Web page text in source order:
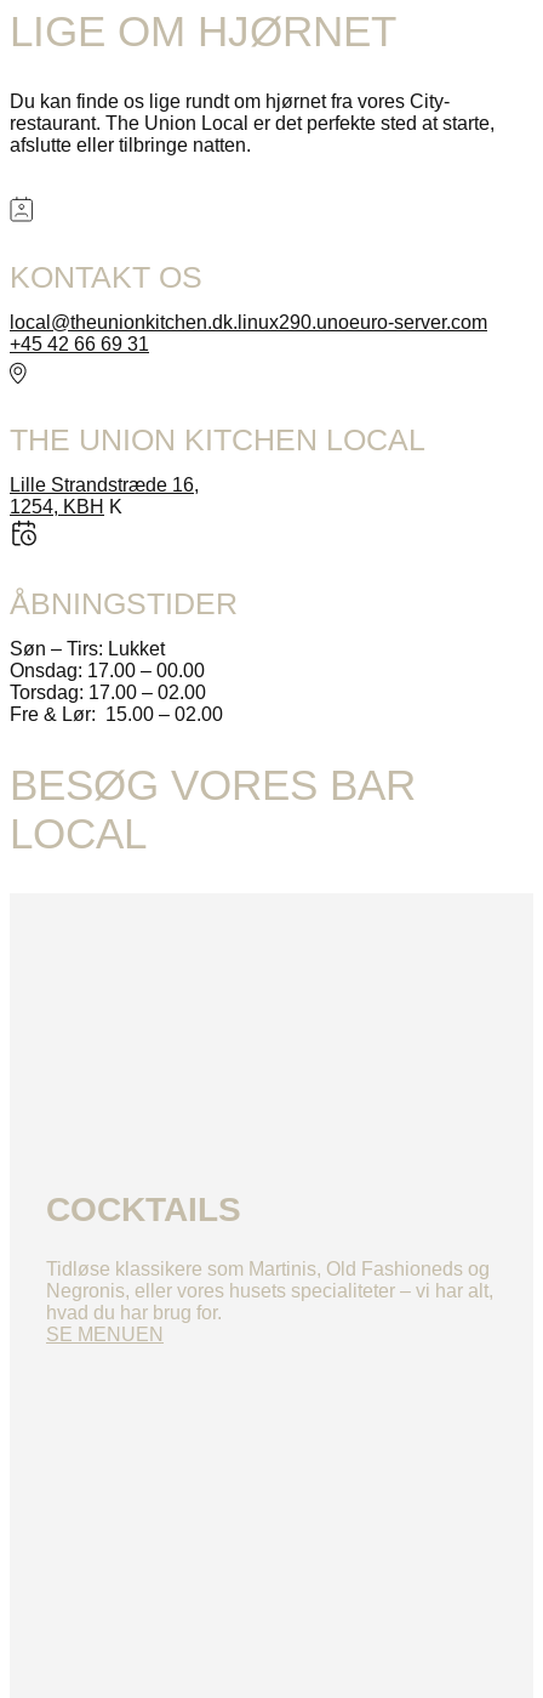
LIGE OM HJØRNET
Du kan finde os lige rundt om hjørnet fra vores City-
restaurant. The Union Local er det perfekte sted at starte,
afslutte eller tilbringe natten.
KONTAKT OS
local@theunionkitchen.dk.linux290.unoeuro-server.com
+45 42 66 69 31
THE UNION KITCHEN LOCAL
Lille Strandstræde 16,
1254, KBH K
ÅBNINGSTIDER​
Søn – Tirs: Lukket
Onsdag: 17.00 – 00.00
Torsdag: 17.00 – 02.00
Fre & Lør: 15.00 – 02.00
BESØG VORES BAR
LOCAL
COCKTAILS
Tidløse klassikere som Martinis, Old Fashioneds og
Negronis, eller vores husets specialiteter – vi har alt,
hvad du har brug for.
SE MENUEN